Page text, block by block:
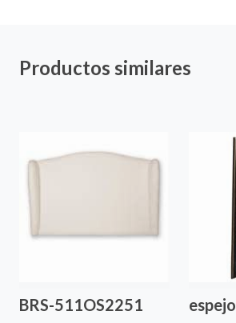
Productos similares
BRS-511OS2251